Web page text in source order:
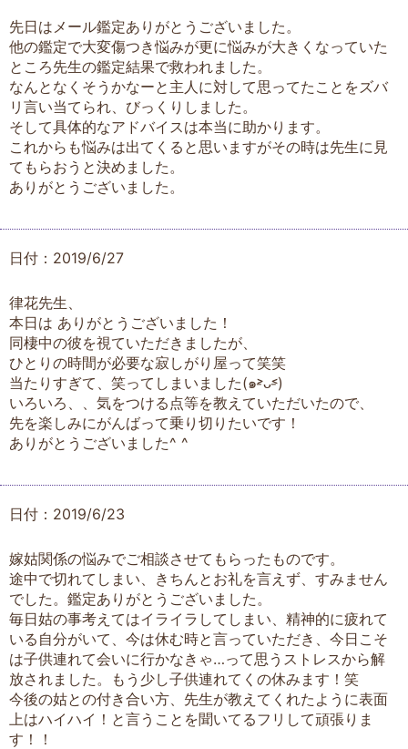
先日はメール鑑定ありがとうございました。
他の鑑定で大変傷つき悩みが更に悩みが大きくなっていた
ところ先生の鑑定結果で救われました。
なんとなくそうかなーと主人に対して思ってたことをズバ
リ言い当てられ、びっくりしました。
そして具体的なアドバイスは本当に助かります。
これからも悩みは出てくると思いますがその時は先生に見
てもらおうと決めました。
ありがとうございました。
日付：2019/6/27
律花先生、
本日は ありがとうございました！
同棲中の彼を視ていただきましたが、
ひとりの時間が必要な寂しがり屋って笑笑
当たりすぎて、笑ってしまいました(๑˃̵ᴗ˂̵)
いろいろ、、気をつける点等を教えていただいたので、
先を楽しみにがんばって乗り切りたいです！
ありがとうございました^ ^
日付：2019/6/23
嫁姑関係の悩みでご相談させてもらったものです。
途中で切れてしまい、きちんとお礼を言えず、すみません
でした。鑑定ありがとうございました。
毎日姑の事考えてはイライラしてしまい、精神的に疲れて
いる自分がいて、今は休む時と言っていただき、今日こそ
は子供連れて会いに行かなきゃ…って思うストレスから解
放されました。もう少し子供連れてくの休みます！笑
今後の姑との付き合い方、先生が教えてくれたように表面
上はハイハイ！と言うことを聞いてるフリして頑張りま
す！！